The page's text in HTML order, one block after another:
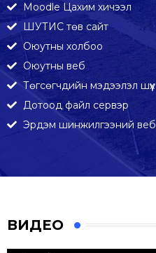
Moodle Цахим хичээл
ШУТИС төв сайт
Оюутны холбоо
Оюутны веб
Төгсөгчдийн мэдээлэл шүүх
Дотоод файл сервэр
Эрдэм шинжилгээний веб
ВИДЕО